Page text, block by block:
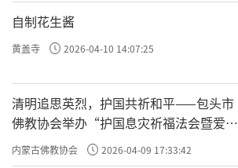
自制花生酱
黄盖寺 2026-04-10 14:07:25
清明追思英烈，护国共祈和平——包头市
佛教协会举办“护国息灾祈福法会暨爱国
主义电影观影活动”
内蒙古佛教协会 2026-04-09 17:33:42